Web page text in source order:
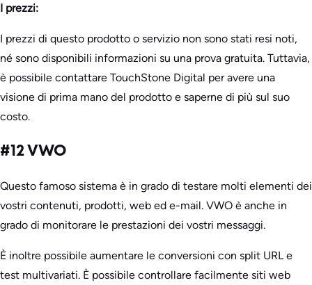
I prezzi:
I prezzi di questo prodotto o servizio non sono stati resi noti,
né sono disponibili informazioni su una prova gratuita. Tuttavia,
è possibile contattare TouchStone Digital per avere una
visione di prima mano del prodotto e saperne di più sul suo
costo.
#12 VWO
Questo famoso sistema è in grado di testare molti elementi dei
vostri contenuti, prodotti, web ed e-mail. VWO è anche in
grado di monitorare le prestazioni dei vostri messaggi.
È inoltre possibile aumentare le conversioni con split URL e
test multivariati. È possibile controllare facilmente siti web